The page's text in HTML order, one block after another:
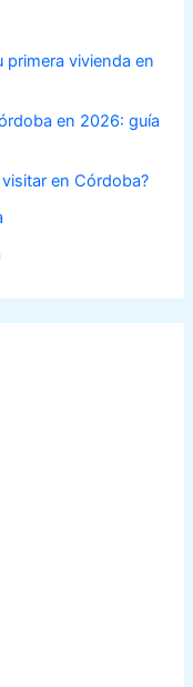
vivienda en
en 2026: guía
en Córdoba?